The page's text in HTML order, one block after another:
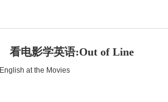
看电影学英语:Out of Line
English at the Movies